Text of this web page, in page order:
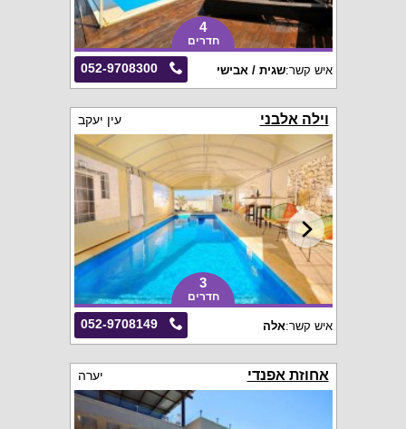
4
חדרים
052-9708300 איש קשר:שגית / אבישי
וילה אלבני עין יעקב
3
חדרים
052-9708149 איש קשר:אלה
אחוזת אפנדי יערה